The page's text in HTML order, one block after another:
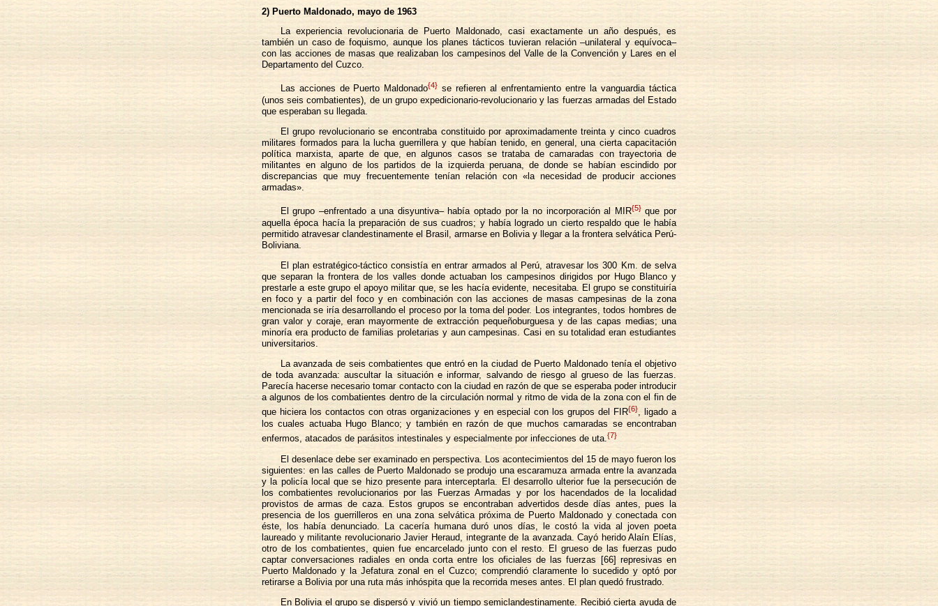
2) Puerto Maldonado, mayo de 1963
La experiencia revolucionaria de Puerto Maldonado, casi exactamente un año después, es
también un caso de foquismo, aunque los planes tácticos tuvieran relación –unilateral y equívoca–
con las acciones de masas que realizaban los campesinos del Valle de la Convención y Lares en el
Departamento del Cuzco.
Las acciones de Puerto Maldonado{4} se refieren al enfrentamiento entre la vanguardia táctica
(unos seis combatientes), de un grupo expedicionario-revolucionario y las fuerzas armadas del Estado
que esperaban su llegada.
El grupo revolucionario se encontraba constituido por aproximadamente treinta y cinco cuadros
militares formados para la lucha guerrillera y que habían tenido, en general, una cierta capacitación
política marxista, aparte de que, en algunos casos se trataba de camaradas con trayectoria de
militantes en alguno de los partidos de la izquierda peruana, de donde se habían escindido por
discrepancias que muy frecuentemente tenían relación con «la necesidad de producir acciones
armadas».
El grupo –enfrentado a una disyuntiva– había optado por la no incorporación al MIR{5}que por
aquella época hacía la preparación de sus cuadros; y había logrado un cierto respaldo que le había
permitido atravesar clandestinamente el Brasil, armarse en Bolivia y llegar a la frontera selvática Perú-
Boliviana.
El plan estratégico-táctico consistía en entrar armados al Perú, atravesar los 300 Km. de selva
que separan la frontera de los valles donde actuaban los campesinos dirigidos por Hugo Blanco y
prestarle a este grupo el apoyo militar que, se les hacía evidente, necesitaba. El grupo se constituiría
en foco y a partir del foco y en combinación con las acciones de masas campesinas de la zona
mencionada se iría desarrollando el proceso por la toma del poder. Los integrantes, todos hombres de
gran valor y coraje, eran mayormente de extracción pequeñoburguesa y de las capas medias; una
minoría era producto de familias proletarias y aun campesinas. Casi en su totalidad eran estudiantes
universitarios.
La avanzada de seis combatientes que entró en la ciudad de Puerto Maldonado tenía el objetivo
de toda avanzada: auscultar la situación e informar, salvando de riesgo al grueso de las fuerzas.
Parecía hacerse necesario tomar contacto con la ciudad en razón de que se esperaba poder introducir
a algunos de los combatientes dentro de la circulación normal y ritmo de vida de la zona con el fin de
que hiciera los contactos con otras organizaciones y en especial con los grupos del FIR{6}, ligado a
los cuales actuaba Hugo Blanco; y también en razón de que muchos camaradas se encontraban
enfermos, atacados de parásitos intestinales y especialmente por infecciones de uta.{7}
El desenlace debe ser examinado en perspectiva. Los acontecimientos del 15 de mayo fueron los
siguientes: en las calles de Puerto Maldonado se produjo una escaramuza armada entre la avanzada
y la policía local que se hizo presente para interceptarla. El desarrollo ulterior fue la persecución de
los combatientes revolucionarios por las Fuerzas Armadas y por los hacendados de la localidad
provistos de armas de caza. Estos grupos se encontraban advertidos desde días antes, pues la
presencia de los guerrilleros en una zona selvática próxima de Puerto Maldonado y conectada con
éste, los había denunciado. La cacería humana duró unos días, le costó la vida al joven poeta
laureado y militante revolucionario Javier Heraud, integrante de la avanzada. Cayó herido Alaín Elías,
otro de los combatientes, quien fue encarcelado junto con el resto. El grueso de las fuerzas pudo
captar conversaciones radiales en onda corta entre los oficiales de las fuerzas [66] represivas en
Puerto Maldonado y la Jefatura zonal en el Cuzco; comprendió claramente lo sucedido y optó por
retirarse a Bolivia por una ruta más inhóspita que la recorrida meses antes. El plan quedó frustrado.
En Bolivia el grupo se dispersó y vivió un tiempo semiclandestinamente. Recibió cierta ayuda de